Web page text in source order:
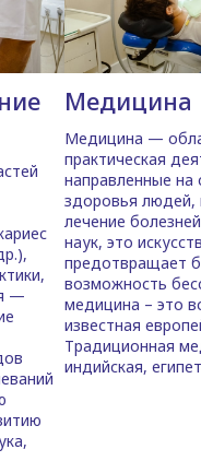
—
Медицина
Медицина —
практическая
направленные на
здоровья людей,
лечение
наук, это
предотвращает
возможность
медицина – это
известная
Традиционная
индийская,